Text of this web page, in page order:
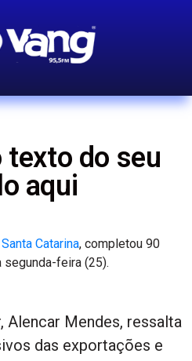
do seu
aqui
Catarina, completou 90
segunda-feira (25).
Alencar Mendes, ressalta
das exportações e